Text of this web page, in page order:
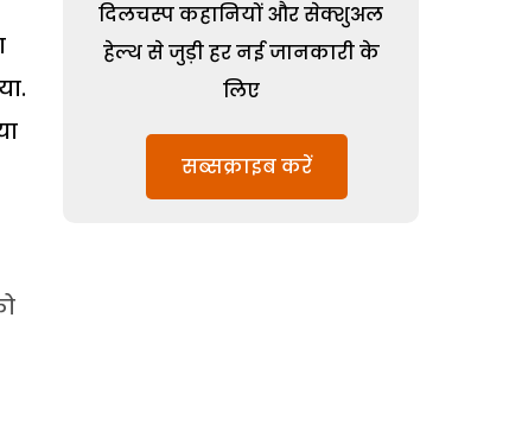
दिलचस्प कहानियों और सेक्शुअल
हेल्थ से जुड़ी हर नई जानकारी के
लिए
सब्सक्राइब करें